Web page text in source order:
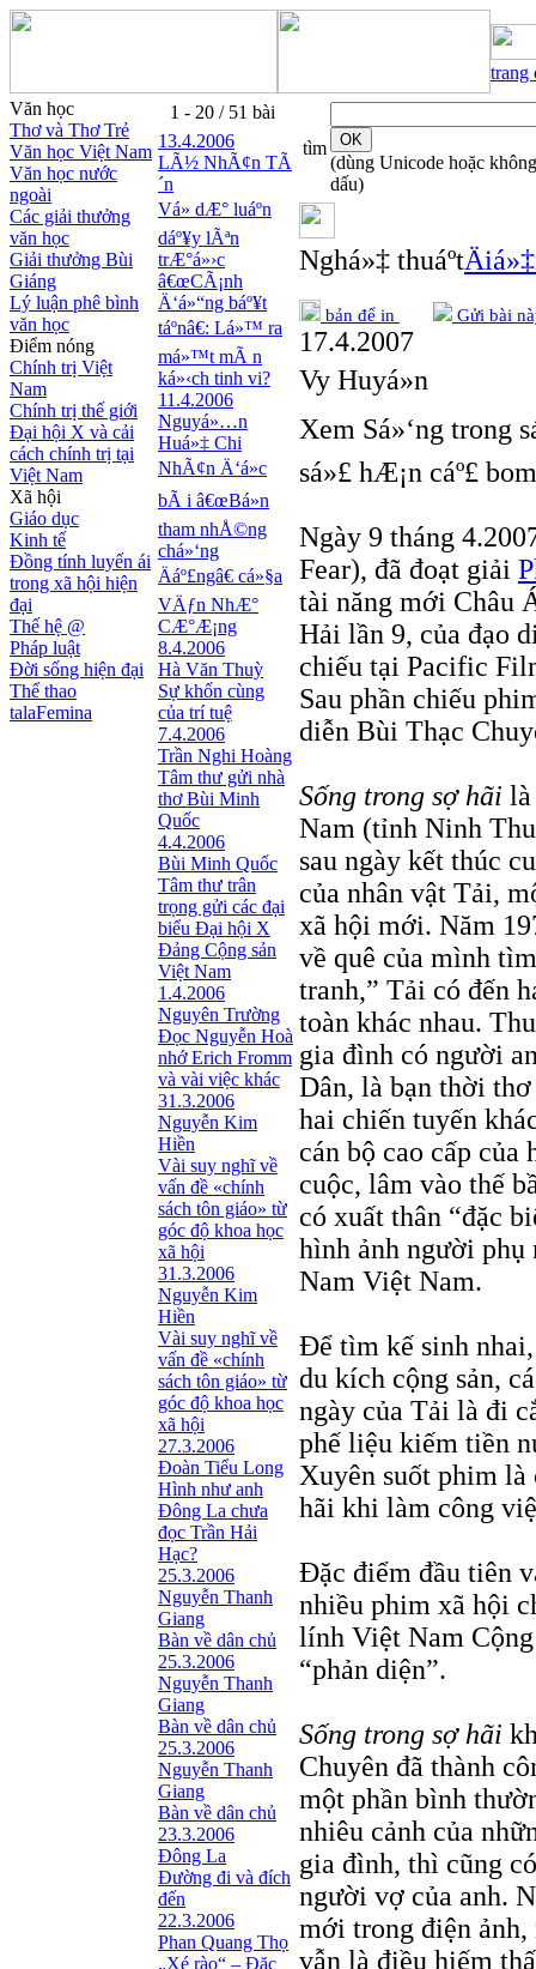
trang
Văn học
Thơ và Thơ Trẻ
Văn học Việt Nam
Văn học nước
ngoài
Các giải thưởng
văn học
Giải thưởng Bùi
Giáng
Lý luận phê bình
văn học
Điểm nóng
Chính trị Việt
Nam
Chính trị thế giới
Đại hội X và cải
cách chính trị tại
Việt Nam
Xã hội
Giáo dục
Kinh tế
Đồng tính luyến ái
trong xã hội hiện
đại
Thế hệ @
Pháp luật
Đời sống hiện đại
Thể thao
talaFemina
1 - 20 / 51 bài
13.4.2006
LÃ½ NhÃ¢n TÃ
´n
Vá» dÆ° luáº­n
dáº¥y lÃªn
trÆ°á»›c
â€œCÃ¡nh
Ä‘á»“ng báº¥t
táº­nâ€: Lá»™ ra
má»™t mÃ n
ká»‹ch tinh vi?
11.4.2006
Nguyá»…n
Huá»‡ Chi
NhÃ¢n Ä‘á»c
bÃ i â€œBá»n
tham nhÅ©ng
chá»‘ng
Äáº£ngâ€ cá»§a
VÄƒn NhÆ°
CÆ°Æ¡ng
8.4.2006
Hà Văn Thuỳ
Sự khốn cùng
của trí tuệ
7.4.2006
Trần Nghi Hoàng
Tâm thư gửi nhà
thơ Bùi Minh
Quốc
4.4.2006
Bùi Minh Quốc
Tâm thư trân
trọng gửi các đại
biểu Đại hội X
Đảng Cộng sản
Việt Nam
1.4.2006
Nguyên Trường
Đọc Nguyễn Hoà
nhớ Erich Fromm
và vài việc khác
31.3.2006
Nguyễn Kim
Hiền
Vài suy nghĩ về
vấn đề «chính
sách tôn giáo» từ
góc độ khoa học
xã hội
31.3.2006
Nguyễn Kim
Hiền
Vài suy nghĩ về
vấn đề «chính
sách tôn giáo» từ
góc độ khoa học
xã hội
27.3.2006
Đoàn Tiểu Long
Hình như anh
Đông La chưa
đọc Trần Hải
Hạc?
25.3.2006
Nguyễn Thanh
Giang
Bàn về dân chủ
25.3.2006
Nguyễn Thanh
Giang
Bàn về dân chủ
25.3.2006
Nguyễn Thanh
Giang
Bàn về dân chủ
23.3.2006
Đông La
Đường đi và đích
đến
22.3.2006
Phan Quang Thọ
„Xé rào“ – Đặc
tìm
(dùng Unicode hoặc không
dấu)
Nghá»‡ thuáº­t
bản để in Gửi bài
17.4.2007
Vy Huyá»n
Xem Sá»‘ng trong
sá»£ hÆ¡n cáº£
Ngày 9 tháng
Fear), đã đoạt giải
tài năng mới Châu
Hải lần 9, của đạo
chiếu tại Pacific
Sau phần chiếu
diễn Bùi Thạc
Sống trong sợ hãi là
Nam (tỉnh Ninh
sau ngày kết thúc
của nhân vật Tải,
xã hội mới. Năm
về quê của mình
tranh,” Tải có đến
toàn khác nhau.
gia đình có người
Dân, là bạn thời
hai chiến tuyến
cán bộ cao cấp
cuộc, lâm vào thế
có xuất thân “đặc
hình ảnh người phụ
Nam Việt Nam.
Để tìm kế sinh
du kích cộng sản,
ngày của Tải là đi
phế liệu kiếm tiền
Xuyên suốt phim
hãi khi làm công
Ðặc điểm đầu tiên
nhiều phim xã hội
lính Việt Nam
“phản diện”.
Sống trong sợ hãi
Chuyên đã thành
một phần bình
nhiêu cảnh của
gia đình, thì cũng
người vợ của anh.
mới trong điện
vẫn là điều hiếm